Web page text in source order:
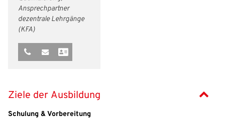
Ansprechpartner
dezentrale Lehrgänge
(KFA)
Ziele der Ausbildung
Schulung & Vorbereitung
Freizeit- und Breitensport
Kinder- und Jugendschutz
Tage des Mädchenfußballs
Datenschutz
Impressum